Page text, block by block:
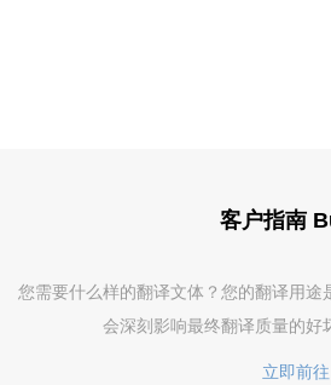
客户指南
您需要什么样的翻译文体？您的翻译用
会深刻影响最终翻译质量的好
立即前